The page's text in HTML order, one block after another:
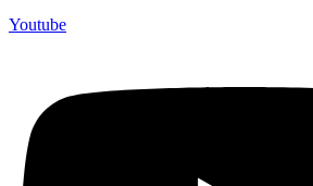
Youtube